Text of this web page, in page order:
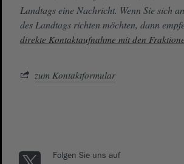
Landtags eine Nachricht. Wenn Sie sich
des Landtags richten möchten, dann
direkte Kontaktaufnahme mit den
zum Kontaktformular
Folgen Sie uns auf